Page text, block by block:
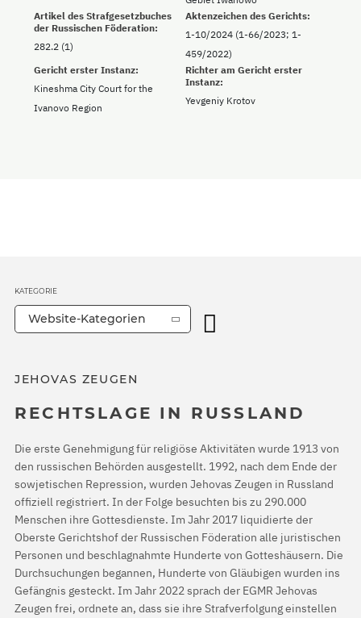
Artikel des Strafgesetzbuches
der Russischen Föderation:
282.2 (1)
Aktenzeichen des Gerichts:
1-10/2024 (1-66/2023; 1-
459/2022)
Gericht erster Instanz:
Kineshma City Court for the
Ivanovo Region
Richter am Gericht erster
Instanz:
Yevgeniy Krotov
JEHOVAS ZEUGEN
RECHTSLAGE IN RUSSLAND
Die erste Genehmigung für religiöse Aktivitäten wurde 1913 von
den russischen Behörden ausgestellt. 1992, nach dem Ende der
sowjetischen Repression, wurden Jehovas Zeugen in Russland
offiziell registriert. In der Folge besuchten bis zu 290.000
Menschen ihre Gottesdienste. Im Jahr 2017 liquidierte der
Oberste Gerichtshof der Russischen Föderation alle juristischen
Personen und beschlagnahmte Hunderte von Gotteshäusern. Die
Durchsuchungen begannen, Hunderte von Gläubigen wurden ins
Gefängnis gesteckt. Im Jahr 2022 sprach der EGMR Jehovas
Zeugen frei, ordnete an, dass sie ihre Strafverfolgung einstellen
KATEGORIE
Website-Kategorien